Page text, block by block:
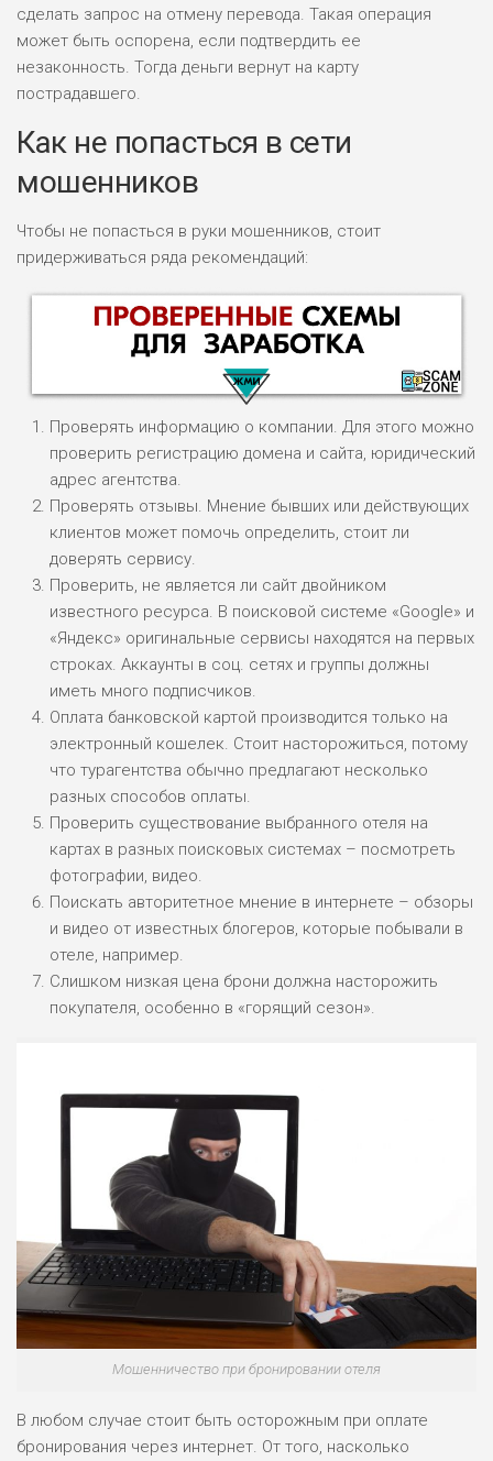
сделать запрос на отмену перевода. Такая операция
может быть оспорена, если подтвердить ее
незаконность. Тогда деньги вернут на карту
пострадавшего.
Как не попасться в сети
мошенников
Чтобы не попасться в руки мошенников, стоит
придерживаться ряда рекомендаций:
ПОДОЙДЕТ
ВСЕМ
РИСКИ: НИЗКИЕ
ДОХОД: ВЫСОКИЙ
БЮДЖЕТ: ВЫСОКИЙ
М СТАВОК
ДОХОД: ВЫСОКИЙ
БЮДЖЕТ: НИЗКИЙ
ОБЗОР
ПОДОЙДЕТ
2
РИСКИ: НИЗКИЕ
ДОХОД: НИЗКИЙ
ПОДОЙДЕТ
ВСЕМ
РИСКИ: НИЗКИЕ
ДОХОД: СРЕДНИЙ
БЮДЖЕТ: НИЗКИЙ
Проверять информацию о компании. Для этого можно
проверить регистрацию домена и сайта, юридический
адрес агентства.
Проверять отзывы. Мнение бывших или действующих
клиентов может помочь определить, стоит ли
доверять сервису.
Проверить, не является ли сайт двойником
известного ресурса. В поисковой системе «Google» и
«Яндекс» оригинальные сервисы находятся на первых
строках. Аккаунты в соц. сетях и группы должны
иметь много подписчиков.
Оплата банковской картой производится только на
электронный кошелек. Стоит насторожиться, потому
что турагентства обычно предлагают несколько
разных способов оплаты.
Проверить существование выбранного отеля на
картах в разных поисковых системах – посмотреть
фотографии, видео.
Поискать авторитетное мнение в интернете – обзоры
и видео от известных блогеров, которые побывали в
отеле, например.
Слишком низкая цена брони должна насторожить
покупателя, особенно в «горящий сезон».
Мошенничество при бронировании отеля
В любом случае стоит быть осторожным при оплате
бронирования через интернет. От того, насколько